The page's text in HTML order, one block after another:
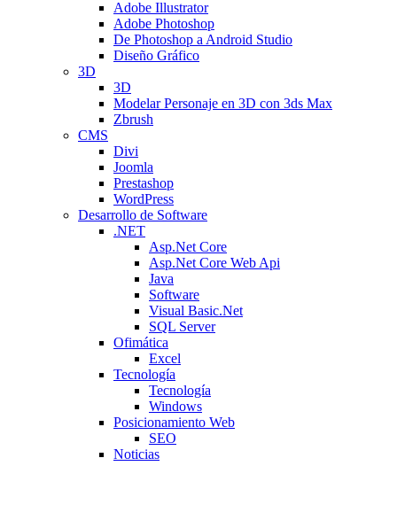
Adobe Illustrator
Adobe Photoshop
De Photoshop a Android Studio
Diseño Gráfico
3D
3D
Modelar Personaje en 3D con 3ds Max
Zbrush
CMS
Divi
Joomla
Prestashop
WordPress
Desarrollo de Software
.NET
Asp.Net Core
Asp.Net Core Web Api
Java
Software
Visual Basic.Net
SQL Server
Ofimática
Excel
Tecnología
Tecnología
Windows
Posicionamiento Web
SEO
Noticias